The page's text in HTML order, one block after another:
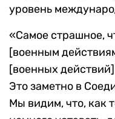
уровень
«Самое страшное,
[военным
[военных
Это заметно в
Мы видим, что, как